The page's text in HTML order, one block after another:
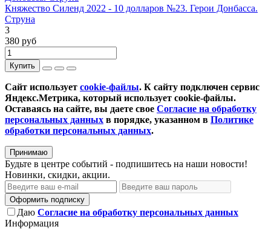
Княжество Силенд 2022 - 10 долларов №23. Герои Донбасса.
Струна
3
380 руб
Купить
Сайт использует cookie-файлы. К cайту подключен сервис
Яндекс.Метрика, который использует cookie-файлы.
Оставаясь на сайте, вы даете свое Согласие на обработку
персональных данных в порядке, указанном в Политике
обработки персональных данных.
Принимаю
Будьте в центре событий - подпишитесь на наши новости!
Новинки, скидки, акции.
Оформить подписку
Даю Согласие на обработку персональных данных
Информация